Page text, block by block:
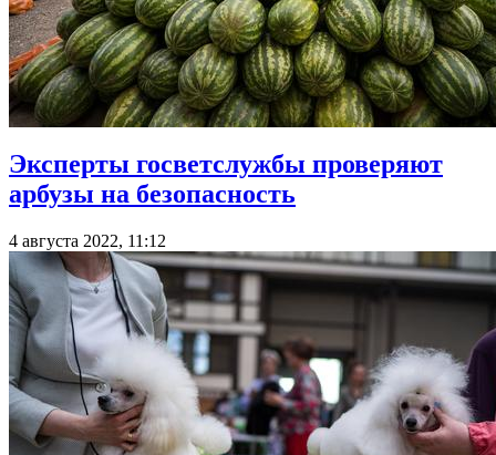
Эксперты госветслужбы проверяют
арбузы на безопасность
4 августа 2022, 11:12